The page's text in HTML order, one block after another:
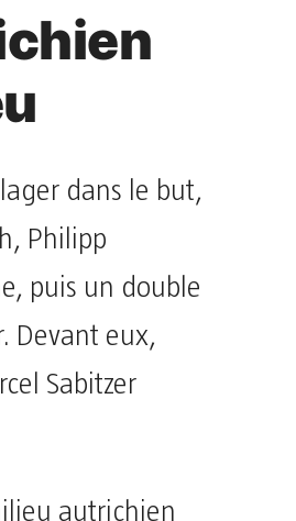
dans le but,
Philipp
puis un double
Devant eux,
Sabitzer
autrichien